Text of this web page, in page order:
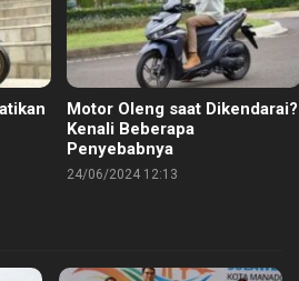
Motor Oleng saat Dikendarai?
Kenali Beberapa
Penyebabnya
24/06/2024 12:13